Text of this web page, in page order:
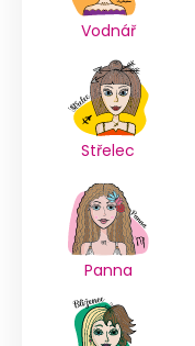
Vodnář
Střelec
Panna